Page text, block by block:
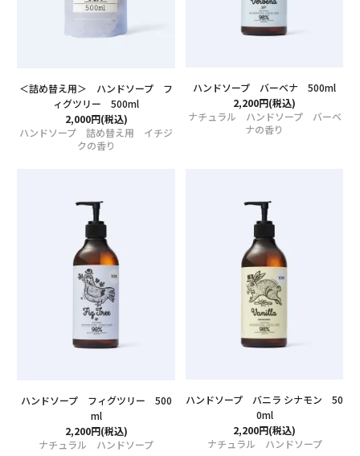
＜詰め替え用＞ ハンドソープ フ
ィグツリー 500ml
2,000円(税込)
ハンドソープ 詰め替え用 イチジ
クの香り
ハンドソープ バーベナ 500ml
2,200円(税込)
ナチュラル ハンドソープ バーベ
ナの香り
ハンドソープ フィグツリー 500
ml
2,200円(税込)
ナチュラル ハンドソープ
ハンドソープ バニラ シナモン 50
0ml
2,200円(税込)
ナチュラル ハンドソープ